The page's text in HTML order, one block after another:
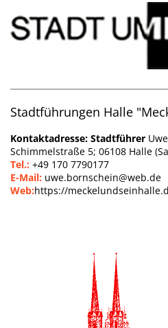
Stadtführungen Halle
Kontaktadresse: Stadtführer
Schimmelstraße 5; 06108 Halle
Tel.: +49 170 7790177
E-Mail: uwe.bornschein@web.de
Web:https://